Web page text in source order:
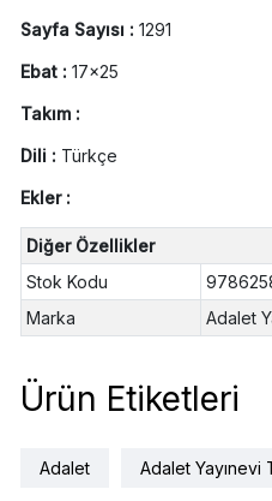
Sayfa Sayısı : 1291
Ebat : 17x25
Takım :
Dili : Türkçe
Ekler :
Diğer Özellikler
Stok Kodu
Marka
Adalet
Ürün Etiketleri
Adalet Adalet Yayınevi